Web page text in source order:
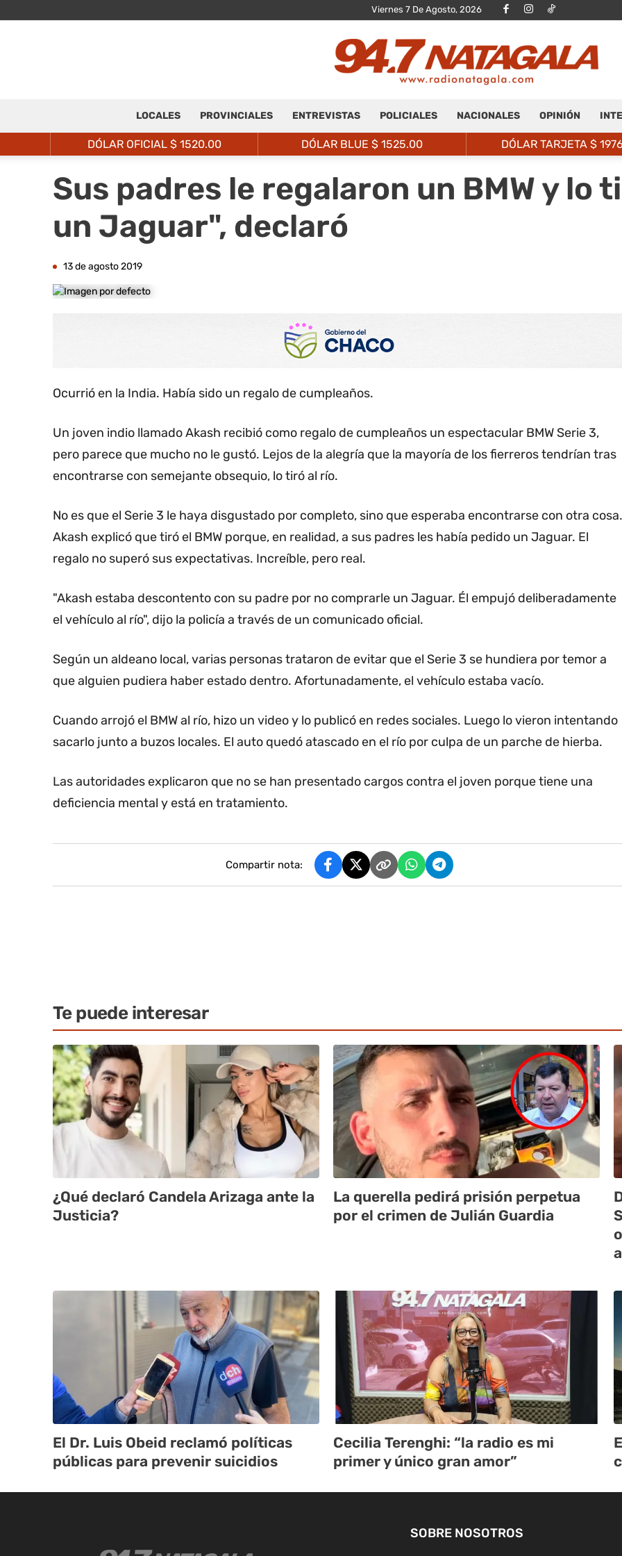
Viernes 7 De Agosto, 2026
LOCALES PROVINCIALES ENTREVISTAS POLICIALES NACIONALES OPINIÓN
DÓLAR OFICIAL $ 1520.00 DÓLAR BLUE $ 1525.00 DÓLAR TARJETA $
Sus padres le regalaron un BMW y lo
un Jaguar", declaró
13 de agosto 2019
Ocurrió en la India. Había sido un regalo de cumpleaños.
Un joven indio llamado Akash recibió como regalo de cumpleaños un espectacular BMW Serie 3,
pero parece que mucho no le gustó. Lejos de la alegría que la mayoría de los fierreros tendrían tras
encontrarse con semejante obsequio, lo tiró al río.
No es que el Serie 3 le haya disgustado por completo, sino que esperaba encontrarse con otra cosa.
Akash explicó que tiró el BMW porque, en realidad, a sus padres les había pedido un Jaguar. El
regalo no superó sus expectativas. Increíble, pero real.
"Akash estaba descontento con su padre por no comprarle un Jaguar. Él empujó deliberadamente
el vehículo al río", dijo la policía a través de un comunicado oficial.
Según un aldeano local, varias personas trataron de evitar que el Serie 3 se hundiera por temor a
que alguien pudiera haber estado dentro. Afortunadamente, el vehículo estaba vacío.
Cuando arrojó el BMW al río, hizo un video y lo publicó en redes sociales. Luego lo vieron intentando
sacarlo junto a buzos locales. El auto quedó atascado en el río por culpa de un parche de hierba.
Las autoridades explicaron que no se han presentado cargos contra el joven porque tiene una
deficiencia mental y está en tratamiento.
Compartir nota:
Te puede interesar
¿Qué declaró Candela Arizaga ante la
Justicia?
La querella pedirá prisión perpetua
por el crimen de Julián Guardia
El Dr. Luis Obeid reclamó políticas
públicas para prevenir suicidios
Cecilia Terenghi: “la radio es mi
primer y único gran amor”
SOBRE NOSOTROS